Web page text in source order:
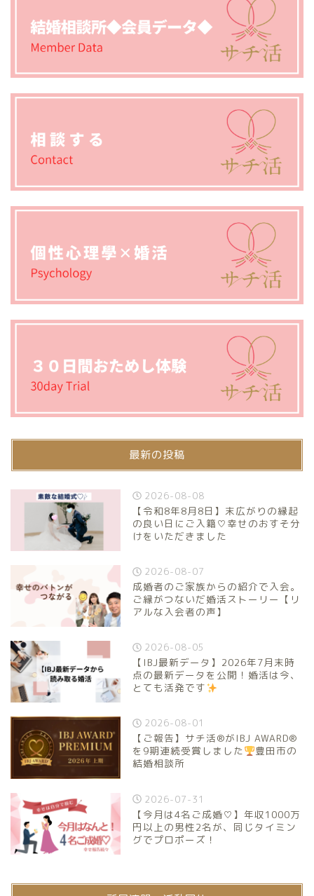
最新の投稿
2026-08-08
【令和8年8月8日】末広がりの縁起
の良い日にご入籍♡幸せのおすそ分
けをいただきました
2026-08-07
成婚者のご家族からの紹介で入会。
ご縁がつないだ婚活ストーリー【リ
アルな入会者の声】
2026-08-05
【IBJ最新データ】2026年7月末時
点の最新データを公開！婚活は今、
とても活発です
2026-08-01
【ご報告】サチ活®がIBJ AWARD®
を9期連続受賞しました
豊田市の
結婚相談所
2026-07-31
【今月は4名ご成婚♡】年収1000万
円以上の男性2名が、同じタイミン
グでプロポーズ！